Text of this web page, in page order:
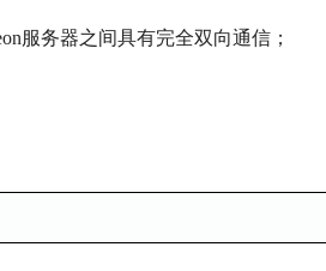
服务器之间具有完全双向通信；